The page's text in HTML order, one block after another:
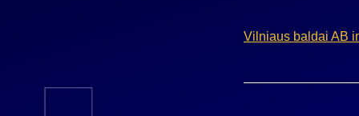
Vilniaus baldai AB